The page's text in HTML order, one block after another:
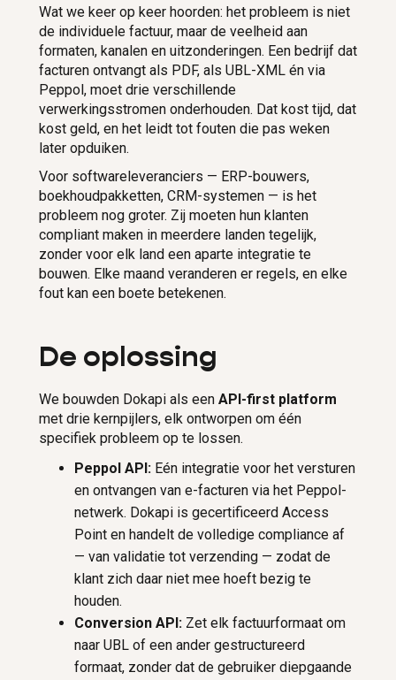
Wat we keer op keer hoorden: het probleem is niet
de individuele factuur, maar de veelheid aan
formaten, kanalen en uitzonderingen. Een bedrijf dat
facturen ontvangt als PDF, als UBL-XML én via
Peppol, moet drie verschillende
verwerkingsstromen onderhouden. Dat kost tijd, dat
kost geld, en het leidt tot fouten die pas weken
later opduiken.
Voor softwareleveranciers — ERP-bouwers,
boekhoudpakketten, CRM-systemen — is het
probleem nog groter. Zij moeten hun klanten
compliant maken in meerdere landen tegelijk,
zonder voor elk land een aparte integratie te
bouwen. Elke maand veranderen er regels, en elke
fout kan een boete betekenen.
De oplossing
We bouwden Dokapi als een API-first platform
met drie kernpijlers, elk ontworpen om één
specifiek probleem op te lossen.
Peppol API: Eén integratie voor het versturen
en ontvangen van e-facturen via het Peppol-
netwerk. Dokapi is gecertificeerd Access
Point en handelt de volledige compliance af
— van validatie tot verzending — zodat de
klant zich daar niet mee hoeft bezig te
houden.
Conversion API: Zet elk factuurformaat om
naar UBL of een ander gestructureerd
formaat, zonder dat de gebruiker diepgaande